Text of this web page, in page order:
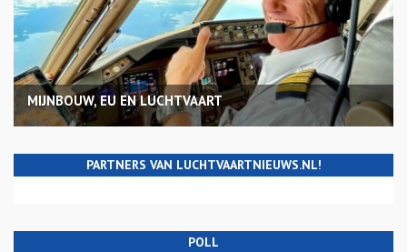
MIJNBOUW, EU EN LUCHTVAART
PARTNERS VAN LUCHTVAARTNIEUWS.NL!
POLL